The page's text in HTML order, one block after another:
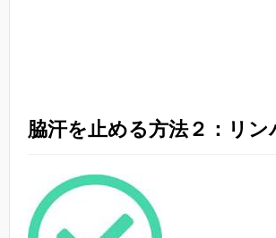
脇汗を止める方法２：リン